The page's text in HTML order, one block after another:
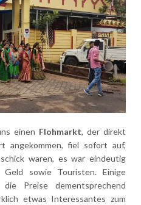
einen Flohmarkt, der direkt
angekommen, fiel sofort auf,
waren, es war eindeutig
sowie Touristen. Einige
Preise dementsprechend
etwas Interessantes zum